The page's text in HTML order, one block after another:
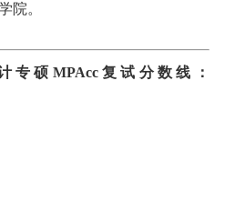
院。
专硕MPAcc复试分数线：